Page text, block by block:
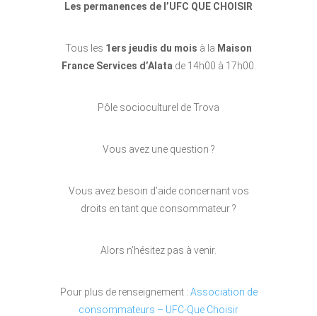
Les permanences de l’UFC QUE CHOISIR
Tous les 1ers jeudis du mois à la Maison
France Services d’Alata de 14h00 à 17h00.
Pôle socioculturel de Trova
Vous avez une question ?
Vous avez besoin d’aide concernant vos
droits en tant que consommateur ?
Alors n’hésitez pas à venir.
Pour plus de renseignement : Association de
consommateurs – UFC-Que Choisir